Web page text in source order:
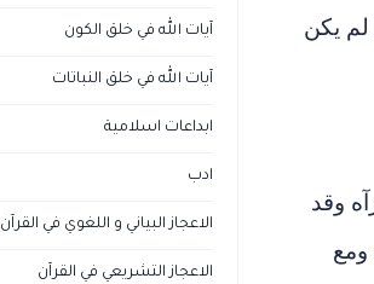
لم يكن
وقد
ومع
آيات الله في خلق الكون
آيات الله في خلق النباتات
ابداعات اسلامية
ادب
الاعجاز البياني و اللغوي في القرآن
الاعجاز التشريعي في القرآن